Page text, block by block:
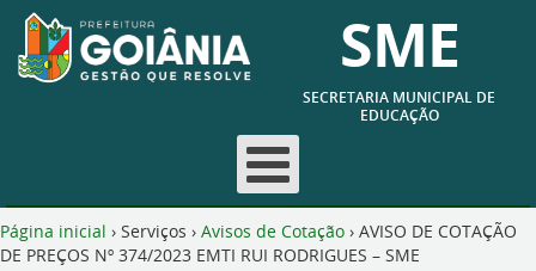
SME
SECRETARIA MUNICIPAL DE
EDUCAÇÃO
Página inicial › Serviços › Avisos de Cotação › AVISO DE COTAÇÃO
DE PREÇOS Nº 374/2023 EMTI RUI RODRIGUES – SME